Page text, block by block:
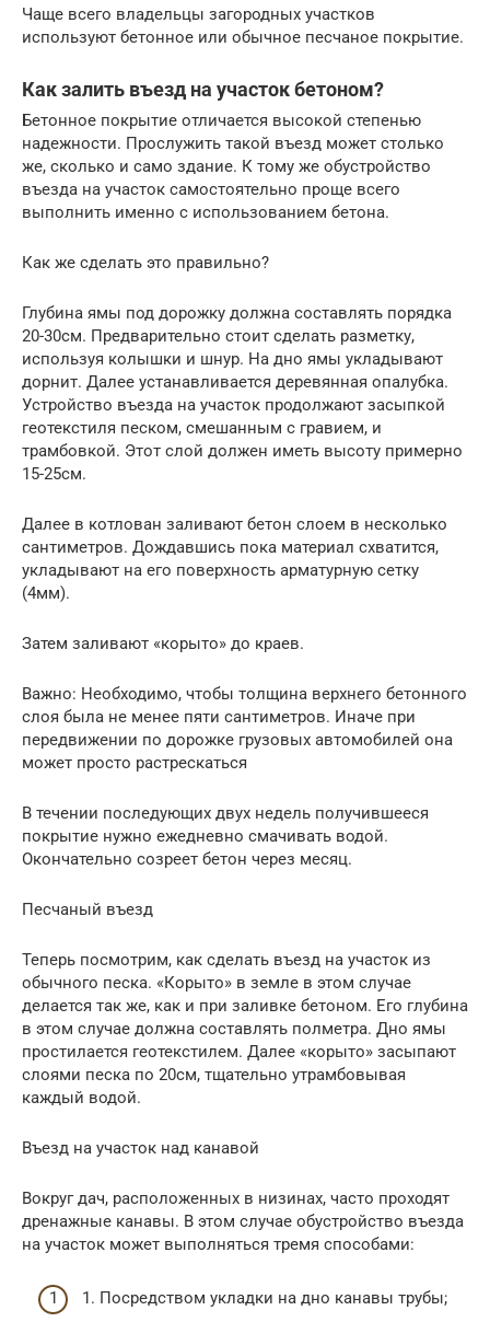
Чаще всего владельцы загородных участков
используют бетонное или обычное песчаное покрытие.
Как залить въезд на участок бетоном?
Бетонное покрытие отличается высокой степенью
надежности. Прослужить такой въезд может столько
же, сколько и само здание. К тому же обустройство
въезда на участок самостоятельно проще всего
выполнить именно с использованием бетона.
Как же сделать это правильно?
Глубина ямы под дорожку должна составлять порядка
20-30см. Предварительно стоит сделать разметку,
используя колышки и шнур. На дно ямы укладывают
дорнит. Далее устанавливается деревянная опалубка.
Устройство въезда на участок продолжают засыпкой
геотекстиля песком, смешанным с гравием, и
трамбовкой. Этот слой должен иметь высоту примерно
15-25см.
Далее в котлован заливают бетон слоем в несколько
сантиметров. Дождавшись пока материал схватится,
укладывают на его поверхность арматурную сетку
(4мм).
Затем заливают «корыто» до краев.
Важно: Необходимо, чтобы толщина верхнего бетонного
слоя была не менее пяти сантиметров. Иначе при
передвижении по дорожке грузовых автомобилей она
может просто растрескаться
В течении последующих двух недель получившееся
покрытие нужно ежедневно смачивать водой.
Окончательно созреет бетон через месяц.
Песчаный въезд
Теперь посмотрим, как сделать въезд на участок из
обычного песка. «Корыто» в земле в этом случае
делается так же, как и при заливке бетоном. Его глубина
в этом случае должна составлять полметра. Дно ямы
простилается геотекстилем. Далее «корыто» засыпают
слоями песка по 20см, тщательно утрамбовывая
каждый водой.
Въезд на участок над канавой
Вокруг дач, расположенных в низинах, часто проходят
дренажные канавы. В этом случае обустройство въезда
на участок может выполняться тремя способами:
1. Посредством укладки на дно канавы трубы;